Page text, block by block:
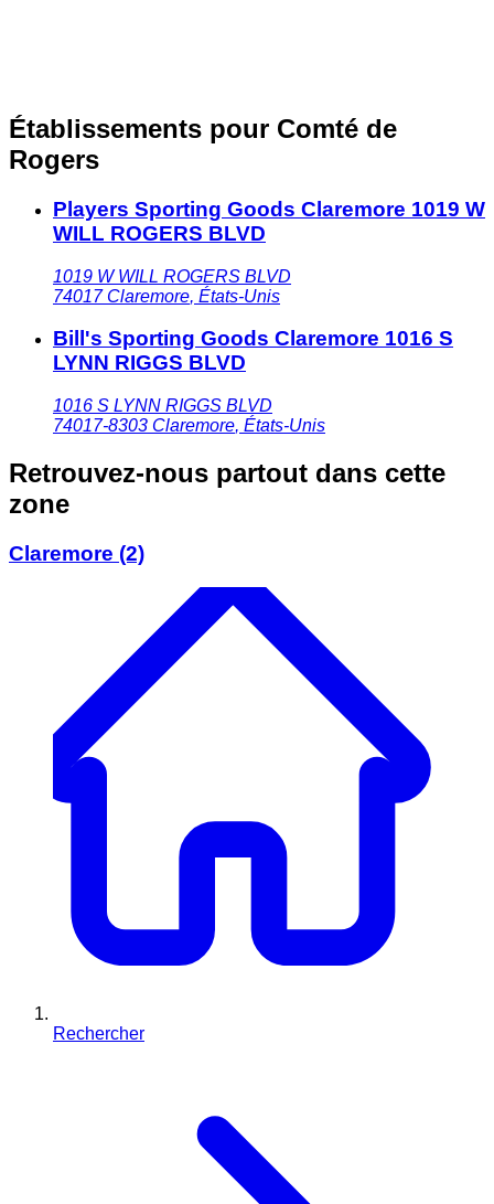
Établissements pour Comté de
Rogers
Players Sporting Goods Claremore 1019 W
WILL ROGERS BLVD
1019 W WILL ROGERS BLVD
74017 Claremore, États-Unis
Bill's Sporting Goods Claremore 1016 S
LYNN RIGGS BLVD
1016 S LYNN RIGGS BLVD
74017-8303 Claremore, États-Unis
Retrouvez-nous partout dans cette
zone
Claremore (2)
Rechercher